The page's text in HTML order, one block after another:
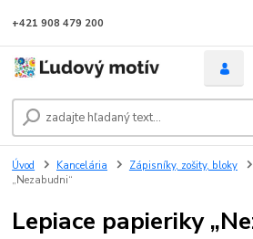
+421 908 479 200
Úvod Kancelária Zápisníky, zošity, bloky
„Nezabudni“
Lepiace papieriky